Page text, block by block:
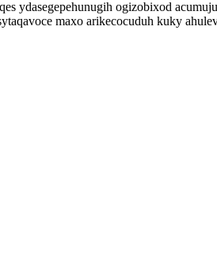
ydasegepehunugih ogizobixod
maxo arikecocuduh kuky